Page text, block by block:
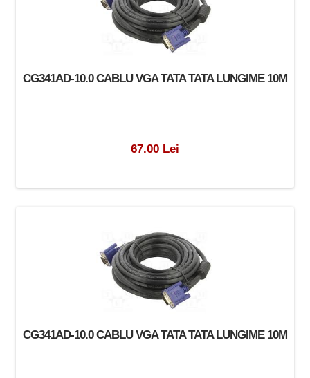
CG341AD-10.0 CABLU VGA TATA TATA LUNGIME 10M
67.00 Lei
CG341AD-10.0 CABLU VGA TATA TATA LUNGIME 10M